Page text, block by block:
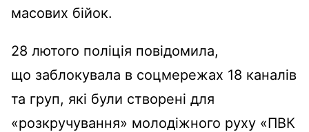
масових бійок.
28 лютого поліція повідомила,
що заблокувала в соцмережах 18 каналів
та груп, які були створені для
«розкручування» молодіжного руху «ПВК